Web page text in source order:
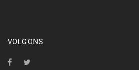
VOLG ONS